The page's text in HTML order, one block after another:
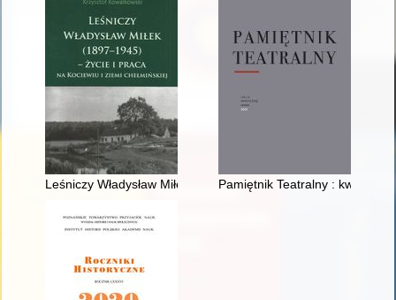
Leśniczy Władysław Miłek (1897-1945) : życie i praca na
Pamiętnik Teatralny :